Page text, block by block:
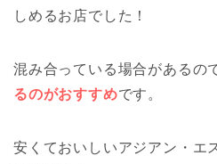
しめるお店でした！
混み合っている場合があるの
るのがおすすめです。
安くておいしいアジアン・エ